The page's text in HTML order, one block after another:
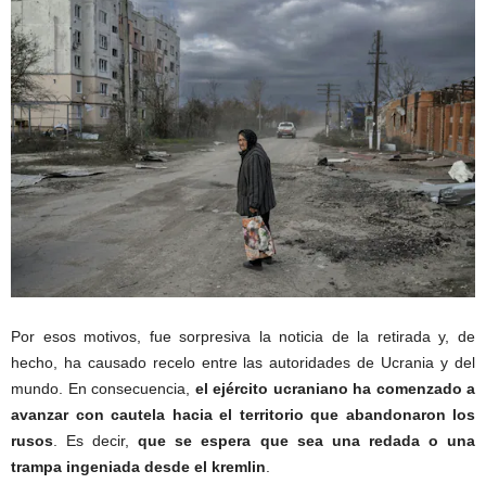
Por esos motivos, fue sorpresiva la noticia de la retirada y, de
hecho, ha causado recelo entre las autoridades de Ucrania y del
mundo. En consecuencia, el ejército ucraniano ha comenzado a
avanzar con cautela hacia el territorio que abandonaron los
rusos. Es decir,que se espera que sea una redada o una
trampa ingeniada desde el kremlin.